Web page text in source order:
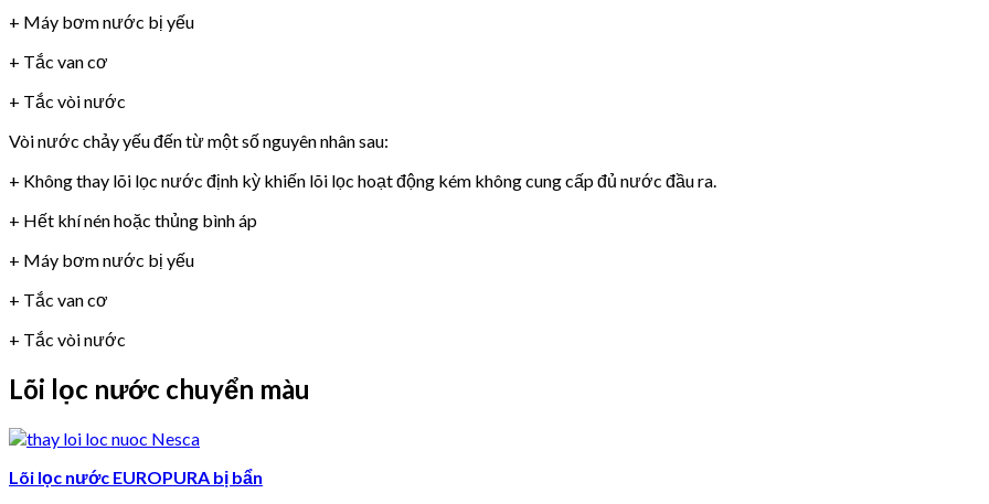
+ Máy bơm nước bị yếu
+ Tắc van cơ
+ Tắc vòi nước
Vòi nước chảy yếu đến từ một số nguyên nhân sau:
+ Không thay lõi lọc nước định kỳ khiến lõi lọc hoạt động kém không cung cấp đủ nước đầu ra.
+ Hết khí nén hoặc thủng bình áp
+ Máy bơm nước bị yếu
+ Tắc van cơ
+ Tắc vòi nước
Lõi lọc nước chuyển màu
Lõi lọc nước EUROPURA bị bẩn